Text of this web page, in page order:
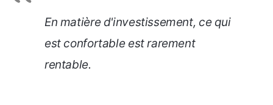
En matière d'investissement, ce qui
est confortable est rarement
rentable.